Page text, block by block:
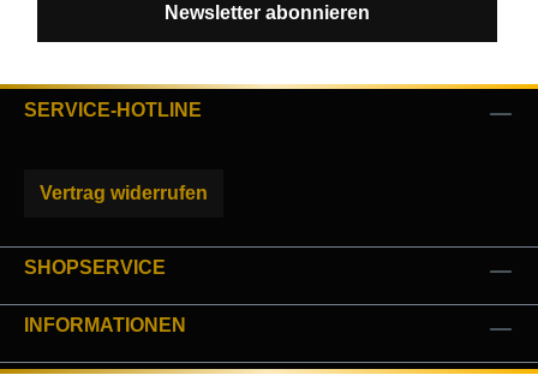
Newsletter abonnieren
SERVICE-HOTLINE
Vertrag widerrufen
SHOPSERVICE
INFORMATIONEN